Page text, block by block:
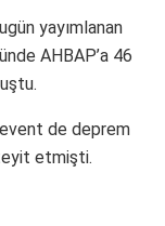
yayımlanan
AHBAP’a 46
de deprem
teyit etmişti.